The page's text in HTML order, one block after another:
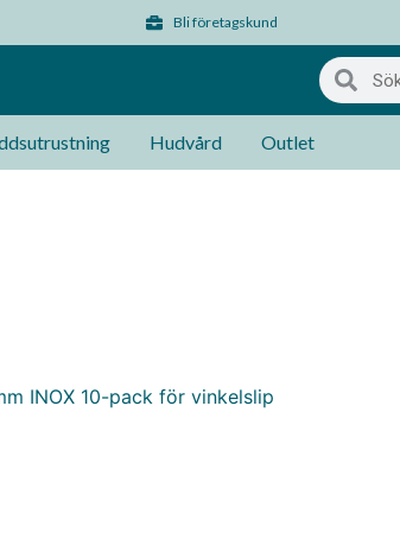
Bli företagskund
Hudvård Outlet